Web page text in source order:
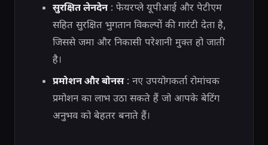
सुरक्षित लेनदेन: फेयरप्ले यूपीआई और पेटीएम
सहित सुरक्षित भुगतान विकल्पों की गारंटी देता है,
जिससे जमा और निकासी परेशानी मुक्त हो जाती
है।
प्रमोशन और बोनस: नए उपयोगकर्ता रोमांचक
प्रमोशन का लाभ उठा सकते हैं जो आपके बेटिंग
अनुभव को बेहतर बनाते हैं।